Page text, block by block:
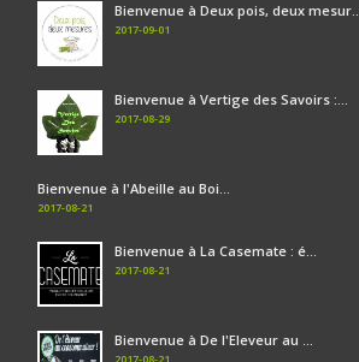
Bienvenue à Deux pois, deux
2017-09-01
Bienvenue à Vertige des Savoirs :...
2017-08-29
Bienvenue à l'Abeille au Boi...
2017-08-21
Bienvenue à La Casemate : é...
2017-08-21
Bienvenue à De l'Eleveur au ...